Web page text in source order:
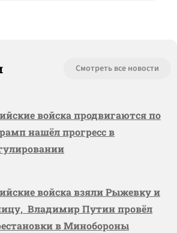
Смотреть все новости
войска продвигаются по
нашёл прогресс в
войска взяли Рыжевку и
Владимир Путин провёл
в Минобороны